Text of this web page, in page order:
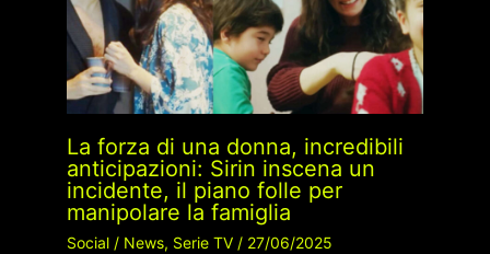
La forza di una donna, incredibili
anticipazioni: Sirin inscena un
incidente, il piano folle per
manipolare la famiglia
Social/ News, Serie TV/ 27/06/2025